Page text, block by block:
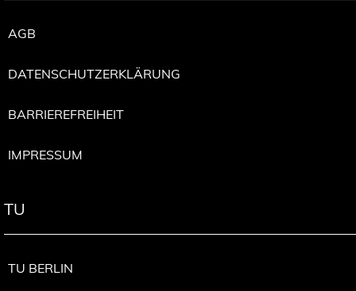
AGB
DATENSCHUTZERKLÄRUNG
BARRIEREFREIHEIT
IMPRESSUM
TU
TU BERLIN